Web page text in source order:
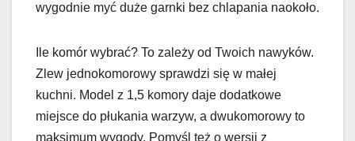
wygodnie myć duże garnki bez chlapania naokoło.
Ile komór wybrać? To zależy od Twoich nawyków.
Zlew jednokomorowy sprawdzi się w małej
kuchni. Model z 1,5 komory daje dodatkowe
miejsce do płukania warzyw, a dwukomorowy to
maksimum wygody. Pomyśl też o wersji z